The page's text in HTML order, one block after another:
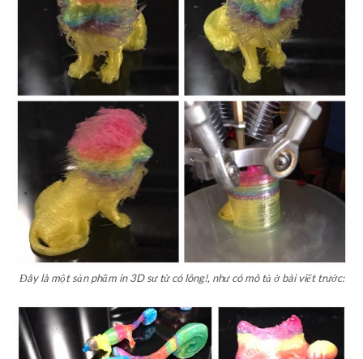
Đây là một sản phẩm in 3D sư tử có lông!, như có mô tả ở bài viết trước: